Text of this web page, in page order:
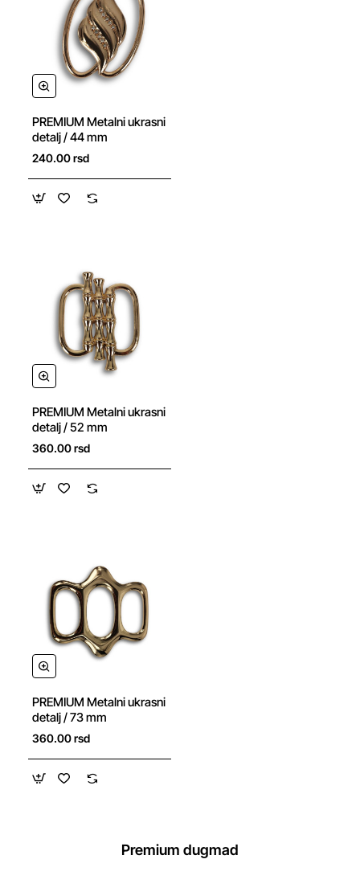
NOVO
PREMIUM Metalni ukrasni
detalj / 44 mm
240.00 rsd
NOVO
PREMIUM Metalni ukrasni
detalj / 52 mm
360.00 rsd
NOVO
PREMIUM Metalni ukrasni
detalj / 73 mm
360.00 rsd
Premium dugmad